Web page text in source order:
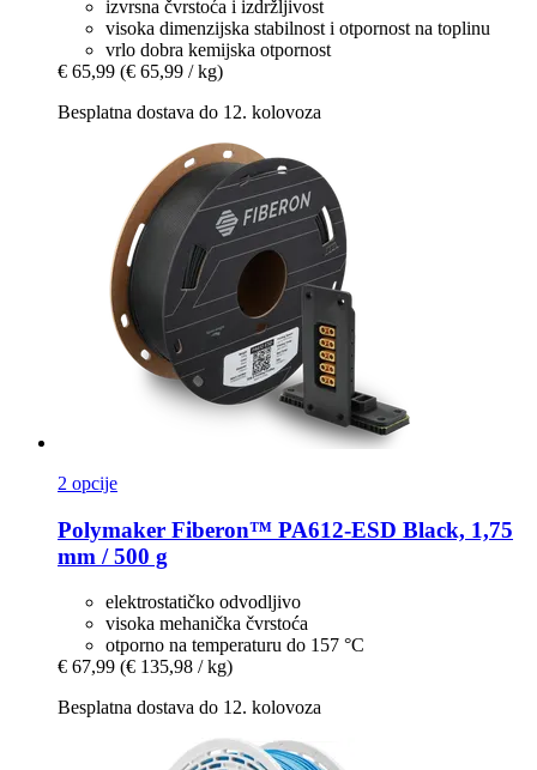
izvrsna čvrstoća i izdržljivost
visoka dimenzijska stabilnost i otpornost na toplinu
vrlo dobra kemijska otpornost
€ 65,99 (€ 65,99 / kg)
Besplatna dostava do 12. kolovoza
2 opcije
Polymaker Fiberon™ PA612-​ESD Black, 1,75
mm / 500 g
elektrostatičko odvodljivo
visoka mehanička čvrstoća
otporno na temperaturu do 157 °C
€ 67,99 (€ 135,98 / kg)
Besplatna dostava do 12. kolovoza